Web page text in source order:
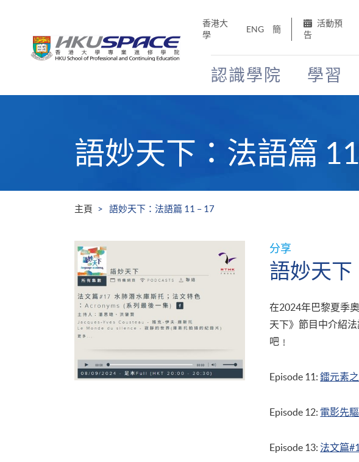
香港大
學
ENG 簡
活動預
告
認識學院 學習
語妙天下：法語篇
主頁 語妙天下：法語篇 11 – 17
分享
語妙天下
在2024年巴黎夏季
天下》節目中介紹
吧﹗
Episode 11:鐳元素
Episode 12: 電影先
Episode 13: 法文篇